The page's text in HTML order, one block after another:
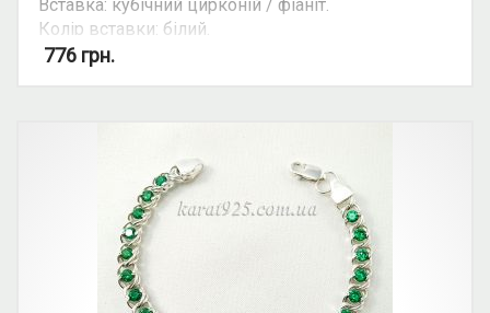
Вставка: кубічний цирконій / фіаніт.
Колір вставки: білий.
їхньої ваги. Уточнюйте ціну на ту чи іншу вагу та
розмір у косультанта.
776 грн.